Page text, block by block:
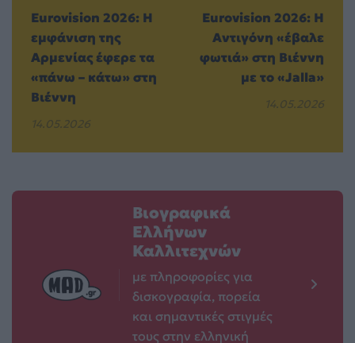
Eurovision 2026: Η
εμφάνιση της
Αρμενίας έφερε τα
«πάνω – κάτω» στη
Βιέννη
14.05.2026
Eurovision 2026: Η
Αντιγόνη «έβαλε
φωτιά» στη Βιέννη
με το «Jalla»
14.05.2026
Βιογραφικά
Ελλήνων
Καλλιτεχνών
με πληροφορίες για
δισκογραφία, πορεία
και σημαντικές στιγμές
τους στην ελληνική